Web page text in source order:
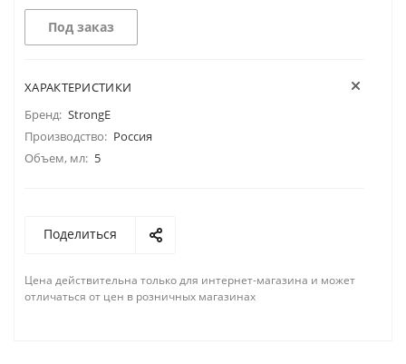
Под заказ
ХАРАКТЕРИСТИКИ
Бренд: StrongE
Производство: Россия
Объем, мл: 5
Поделиться
Цена действительна только для интернет-магазина и может
отличаться от цен в розничных магазинах